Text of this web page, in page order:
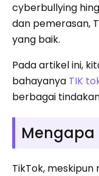
cyberbullying
dan pemerasan,
yang baik.
Pada artikel ini,
bahayanya TIK
berbagai
Mengapa
TikTok,